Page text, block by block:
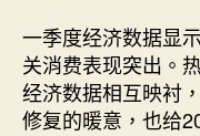
一季度经济数据显
关消费表现突出。
经济数据相互映衬
修复的暖意，也给